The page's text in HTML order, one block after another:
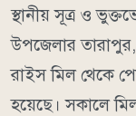
স্থানীয় সূত্র ও
উপজেলার
রাইস মিল থেকে
হয়েছে। সকালে